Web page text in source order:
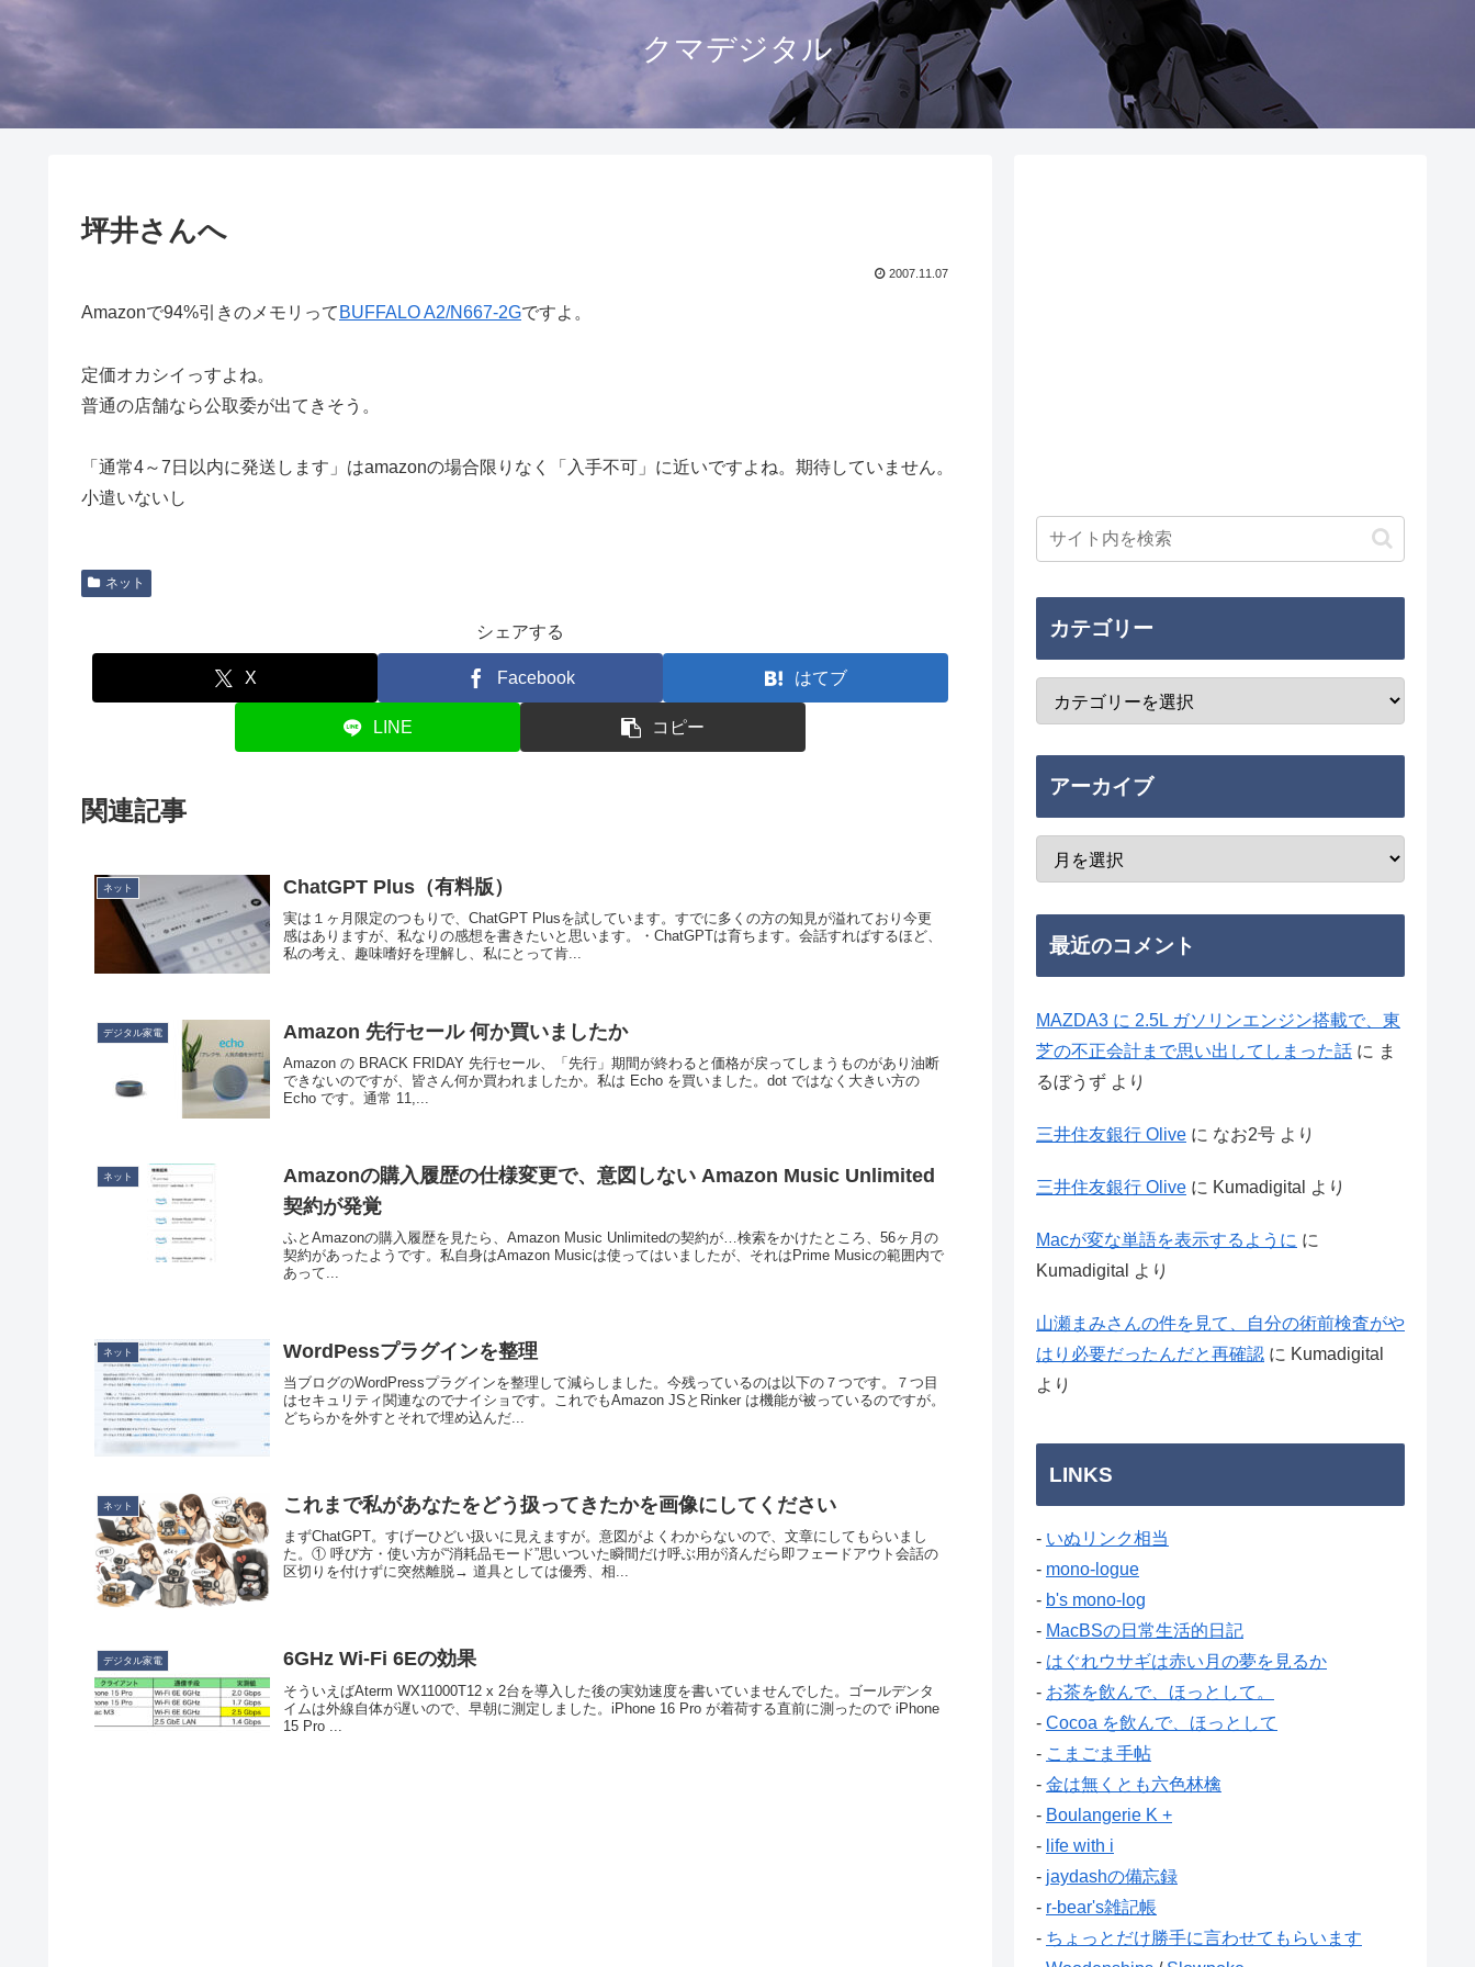
クマデジタル
坪井さんへ
2007.11.07
Amazonで94%引きのメモリって BUFFALO A2/N667-2Gですよ。
定価オカシイっすよね。
普通の店舗なら公取委が出てきそう。
「通常4～7日以内に発送します」はamazonの場合限りなく「入手不可」に近いですよね。期待していません。
小遣いないし
ネット
シェアする
X Facebook はてブ
LINE コピー
関連記事
ネット ChatGPT Plus（有料版）
実は１ヶ月限定のつもりで、ChatGPT Plusを試しています。すでに多くの方の知見が溢れており今更
感はありますが、私なりの感想を書きたいと思います。・ChatGPTは育ちます。会話すればするほど、
私の考え、趣味嗜好を理解し、私にとって肯...
デジタル家電 Amazon 先行セール 何か買いましたか
Amazon の BRACK FRIDAY 先行セール、「先行」期間が終わると価格が戻ってしまうものがあり油断
できないのですが、皆さん何か買われましたか。私は Echo を買いました。dot ではなく大きい方の
Echo です。通常 11,...
ネット
Amazonの購入履歴の仕様変更で、意図しない Amazon Music Unlimited
契約が発覚
ふとAmazonの購入履歴を見たら、Amazon Music Unlimitedの契約が…検索をかけたところ、56ヶ月の
契約があったようです。私自身はAmazon Musicは使ってはいましたが、それはPrime Musicの範囲内で
あって...
ネット WordPessプラグインを整理
当ブログのWordPressプラグインを整理して減らしました。今残っているのは以下の７つです。７つ目
はセキュリティ関連なのでナイショです。これでもAmazon JSとRinker は機能が被っているのですが。
どちらかを外すとそれで埋め込んだ...
ネット これまで私があなたをどう扱ってきたかを画像にしてください
まずChatGPT。すげーひどい扱いに見えますが。意図がよくわからないので、文章にしてもらいまし
た。① 呼び方・使い方が“消耗品モード”思いついた瞬間だけ呼ぶ用が済んだら即フェードアウト会話の
区切りを付けずに突然離脱→ 道具としては優秀、相...
デジタル家電 6GHz Wi-Fi 6Eの効果
そういえばAterm WX11000T12 x 2台を導入した後の実効速度を書いていませんでした。ゴールデンタ
イムは外線自体が遅いので、早朝に測定しました。iPhone 16 Pro が着荷する直前に測ったので iPhone
15 Pro ...
カテゴリー
アーカイブ
最近のコメント
MAZDA3 に 2.5L ガソリンエンジン搭載で、東
芝の不正会計まで思い出してしまった話 に ま
るぼうず より
三井住友銀行 Olive に なお2号 より
三井住友銀行 Olive に Kumadigital より
Macが変な単語を表示するように に
Kumadigital
より
山瀬まみさんの件を見て、自分の術前検査がや
はり必要だったんだと再確認 に Kumadigital
より
LINKS
- いぬリンク相当
- mono-logue
- b's mono-log
- MacBSの日常生活的日記
- はぐれウサギは赤い月の夢を見るか
- お茶を飲んで、ほっとして。
- Cocoa を飲んで、ほっとして
- こまごま手帖
- 金は無くとも六色林檎
- Boulangerie K +
- life with i
- jaydashの備忘録
- r-bear's雑記帳
- ちょっとだけ勝手に言わせてもらいます